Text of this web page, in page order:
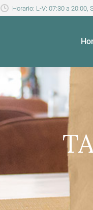
Horario: L-V: 07:30 a 20:00,